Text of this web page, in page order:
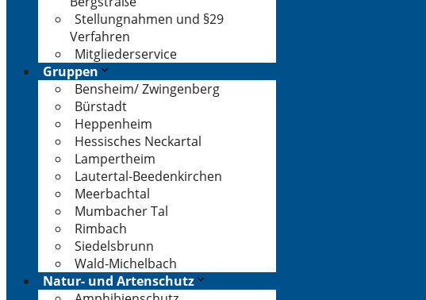
Stellungnahmen und §29
Verfahren
Mitgliederservice
Gruppen
Bensheim/ Zwingenberg
Bürstadt
Heppenheim
Hessisches Neckartal
Lampertheim
Lautertal-Beedenkirchen
Meerbachtal
Mumbacher Tal
Rimbach
Siedelsbrunn
Wald-Michelbach
Natur- und Artenschutz